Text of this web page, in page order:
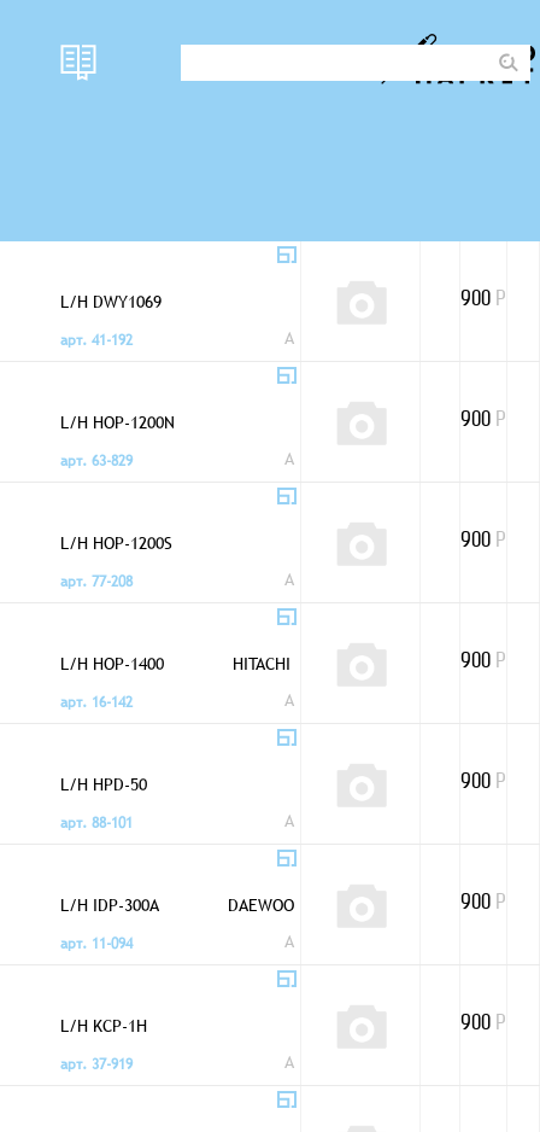
L/H DWY1069
арт. 41-192
A
900 Р
L/H HOP-1200N
арт. 63-829
A
900 Р
L/H HOP-1200S
арт. 77-208
A
900 Р
L/H HOP-1400
HITACHI
арт. 16-142
A
900 Р
L/H HPD-50
арт. 88-101
A
900 Р
L/H IDP-300A
DAEWOO
арт. 11-094
A
900 Р
L/H KCP-1H
арт. 37-919
A
900 Р